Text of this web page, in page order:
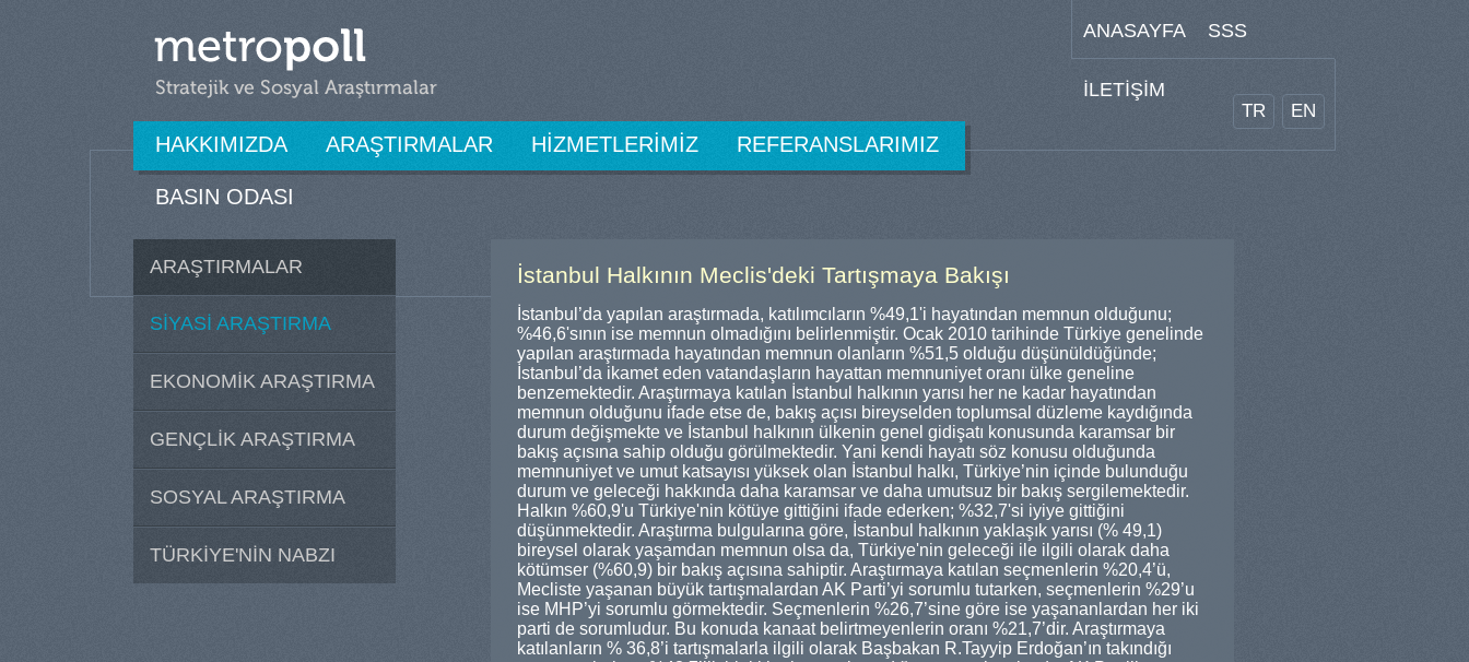
HAKKIMIZDA ARAŞTIRMALAR HİZMETLERİMİZ REFERANSLARIMIZ
BASIN ODASI
ANASAYFA SSS
İLETİŞİM
TR EN
ARAŞTIRMALAR
SİYASİ ARAŞTIRMA
EKONOMİK ARAŞTIRMA
GENÇLİK ARAŞTIRMA
SOSYAL ARAŞTIRMA
TÜRKİYE'NİN NABZI
İstanbul Halkının Meclis'deki Tartışmaya Bakışı
İstanbul’da yapılan araştırmada, katılımcıların %49,1'i hayatından memnun olduğunu;
%46,6'sının ise memnun olmadığını belirlenmiştir. Ocak 2010 tarihinde Türkiye genelinde
yapılan araştırmada hayatından memnun olanların %51,5 olduğu düşünüldüğünde;
İstanbul’da ikamet eden vatandaşların hayattan memnuniyet oranı ülke geneline
benzemektedir. Araştırmaya katılan İstanbul halkının yarısı her ne kadar hayatından
memnun olduğunu ifade etse de, bakış açısı bireyselden toplumsal düzleme kaydığında
durum değişmekte ve İstanbul halkının ülkenin genel gidişatı konusunda karamsar bir
bakış açısına sahip olduğu görülmektedir. Yani kendi hayatı söz konusu olduğunda
memnuniyet ve umut katsayısı yüksek olan İstanbul halkı, Türkiye’nin içinde bulunduğu
durum ve geleceği hakkında daha karamsar ve daha umutsuz bir bakış sergilemektedir.
Halkın %60,9'u Türkiye'nin kötüye gittiğini ifade ederken; %32,7'si iyiye gittiğini
düşünmektedir. Araştırma bulgularına göre, İstanbul halkının yaklaşık yarısı (% 49,1)
bireysel olarak yaşamdan memnun olsa da, Türkiye'nin geleceği ile ilgili olarak daha
kötümser (%60,9) bir bakış açısına sahiptir. Araştırmaya katılan seçmenlerin %20,4’ü,
Mecliste yaşanan büyük tartışmalardan AK Parti’yi sorumlu tutarken, seçmenlerin %29’u
ise MHP’yi sorumlu görmektedir. Seçmenlerin %26,7’sine göre ise yaşananlardan her iki
parti de sorumludur. Bu konuda kanaat belirtmeyenlerin oranı %21,7’dir. Araştırmaya
katılanların % 36,8’i tartışmalarla ilgili olarak Başbakan R.Tayyip Erdoğan’ın takındığı